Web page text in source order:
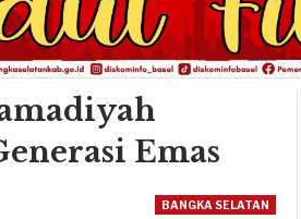
Emas
BANGKA SELATAN